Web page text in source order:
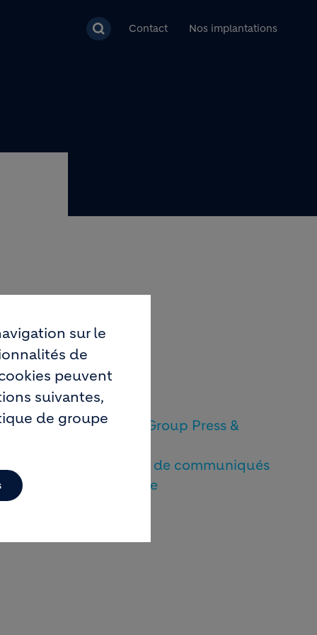
Contact Nos implantations
Holcim Group Press &
Archives de communiqués
de presse
sur le
de
peuvent
suivantes,
de groupe